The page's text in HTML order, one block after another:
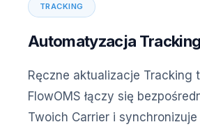
TRACKING
Automatyzacja Tracking
Ręczne aktualizacje Tracking
FlowOMS łączy się
Twoich Carrier i